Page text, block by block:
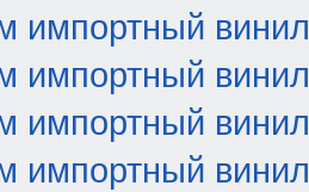
импортный винил
импортный винил
импортный винил
импортный винил